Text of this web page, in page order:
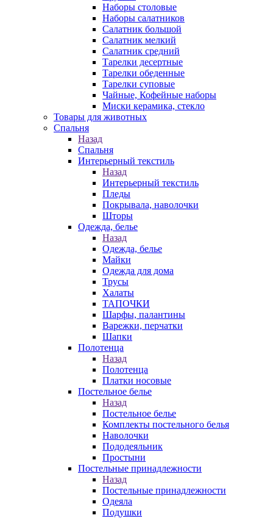
Наборы столовые
Наборы салатников
Салатник большой
Салатник мелкий
Салатник средний
Тарелки десертные
Тарелки обеденные
Тарелки суповые
Чайные, Кофейные наборы
Миски керамика, стекло
Товары для животных
Спальня
Назад
Спальня
Интерьерный текстиль
Назад
Интерьерный текстиль
Пледы
Покрывала, наволочки
Шторы
Одежда, белье
Назад
Одежда, белье
Майки
Одежда для дома
Трусы
Халаты
ТАПОЧКИ
Шарфы, палантины
Варежки, перчатки
Шапки
Полотенца
Назад
Полотенца
Платки носовые
Постельное белье
Назад
Постельное белье
Комплекты постельного белья
Наволочки
Пододеяльник
Простыни
Постельные принадлежности
Назад
Постельные принадлежности
Одеяла
Подушки